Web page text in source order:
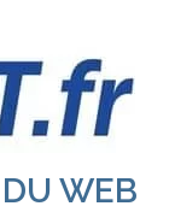
WEB